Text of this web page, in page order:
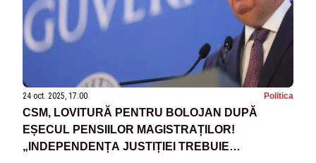
24 oct. 2025, 17:00 Politica
CSM, LOVITURĂ PENTRU BOLOJAN DUPĂ
EȘECUL PENSIILOR MAGISTRAȚILOR!
„INDEPENDENȚA JUSTIȚIEI TREBUIE